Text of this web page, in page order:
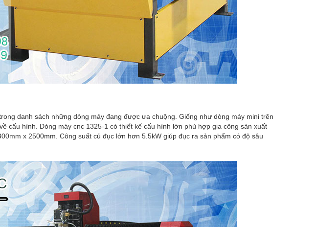
danh sách những dòng máy đang được ưa chuộng. Giống như dòng máy mini trên
cấu hình. Dòng máy cnc 1325-1 có thiết kế cấu hình lớn phù hợp gia công sản xuất
x 2500mm. Công suất củ đục lớn hơn 5.5kW giúp đục ra sản phẩm có độ sâu